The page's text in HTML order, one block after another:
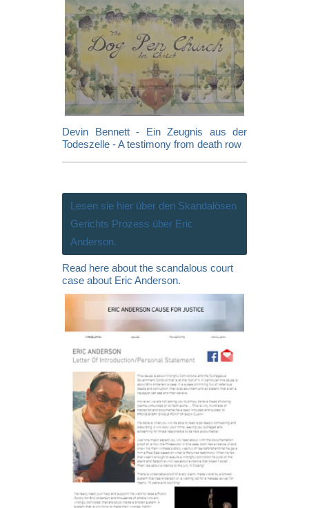
Devin Bennett - Ein Zeugnis aus der
Todeszelle - A testimony from death row
Lesen sie hier über den Skandalösen
Gerichts Prozess über Eric
Anderson.
Read here about the scandalous court
case about Eric Anderson.